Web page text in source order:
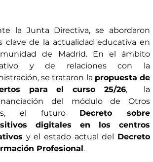
la Junta Directiva, se abordaron
clave de la actualidad educativa en
de Madrid. En el ámbito
y de relaciones con la
se trataron la propuesta de
para el curso 25/26,  la
del módulo de Otros
el futuro Decreto sobre
digitales en los centros
y el estado actual del Decreto
Profesional.